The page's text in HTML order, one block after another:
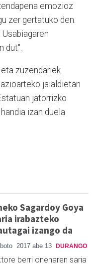
emozioz
zer gertatuko den.
dut".
zuzendariek
jaialdietan
jatorrizko
izan duela
Sagardoy Goya
irabazteko
izango da
2017 abe 13 DURANGO
berri onenaren saria